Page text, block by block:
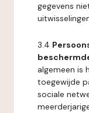
gegevens
3.4
algemeen is
toegewijde
sociale